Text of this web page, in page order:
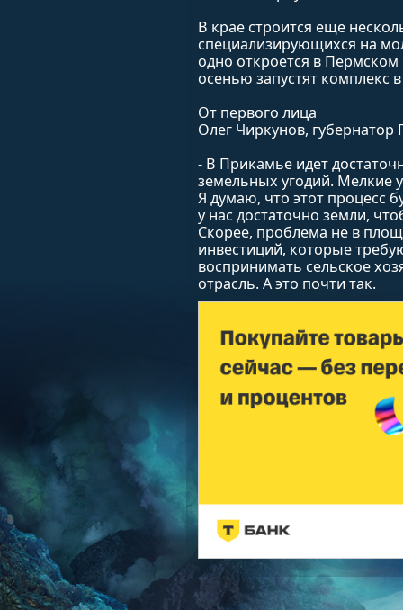
В крае строится еще
специализирующихся на
одно откроется в Пермском
осенью запустят комплекс
От первого лица
Олег Чиркунов, губернатор
- В Прикамье идет
земельных угодий. Мелкие
Я думаю, что этот процесс
у нас достаточно земли,
Скорее, проблема не в
инвестиций, которые
воспринимать сельское
отрасль. А это почти так.